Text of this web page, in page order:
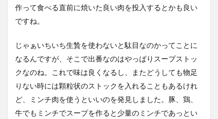
作って食べる直前に焼いた良い肉を投入するとかも良い
ですね。
じゃぁいちいち生贄を使わないと駄目なのかってことに
なるんですが、そこで出番なのはやっぱりスープストッ
クなのね。これで味は良くなるし、またどうしても物足
りない時には顆粒状のストックを入れることもあるけれ
ど、ミンチ肉を使うといいのを発見しました。豚、鶏、
牛でもミンチでスープを作ると少量のミンチであっとい